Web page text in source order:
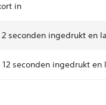
in
seconden ingedrukt en
seconden ingedrukt en